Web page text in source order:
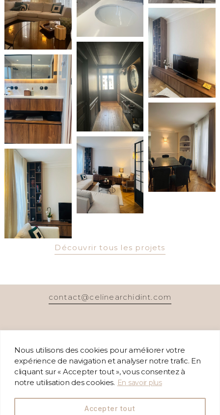
Nous utilisons des cookies pour améliorer votre
expérience de navigation et analyser notre trafic. En
cliquant sur « Accepter tout », vous consentez à
notre utilisation des cookies. En savoir plus
Accepter tout
Découvrir tous les projets
contact@celinearchidint.com